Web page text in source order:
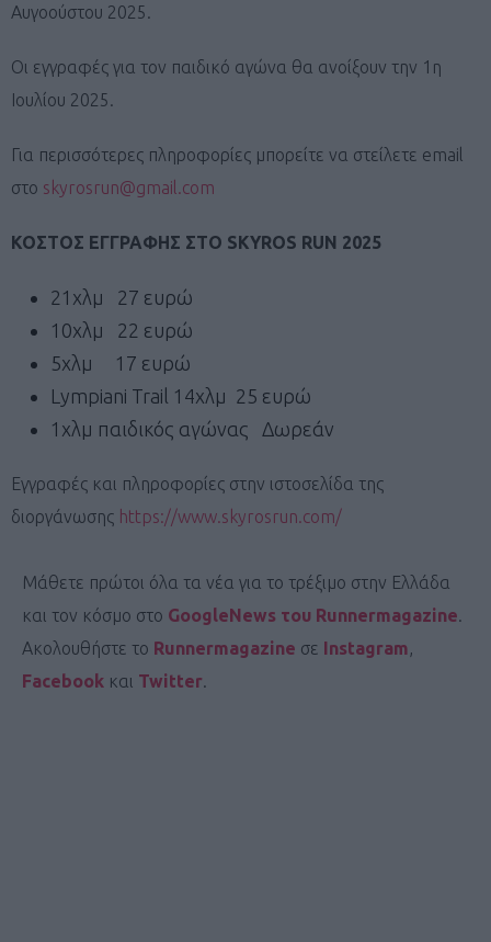
Αυγοούστου 2025.
Οι εγγραφές για τον παιδικό αγώνα θα ανοίξουν την 1η
Ιουλίου 2025.
Για περισσότερες πληροφορίες μπορείτε να στείλετε email
στο skyrosrun@gmail.com
ΚΟΣΤΟΣ ΕΓΓΡΑΦΗΣ ΣΤΟ SKYROS RUN 2025
21χλμ 27 ευρώ
10χλμ 22 ευρώ
5χλμ 17 ευρώ
Lympiani Trail 14χλμ 25 ευρώ
1χλμ παιδικός αγώνας Δωρεάν
Εγγραφές και πληροφορίες στην ιστοσελίδα της
διοργάνωσης https://www.skyrosrun.com/
Μάθετε πρώτοι όλα τα νέα για το τρέξιμο στην Ελλάδα
και τον κόσμο στο GoogleNews του Runnermagazine.
Ακολουθήστε το Runnermagazine σε Instagram,
Facebook και Twitter.